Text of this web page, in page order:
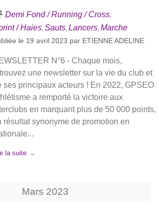
Demi Fond / Running / Cross
/ Haies Sauts Lancers Marche
le 19 avril 2023 par ETIENNE ADELINE
N°6 - Chaque mois,
une newsletter sur la vie du club et
ses principaux acteurs ! En 2022, GPSEO
a remporté la victoire aux
en marquant plus de 50 000 points,
résultat synonyme de promotion en
la suite
Mars 2023